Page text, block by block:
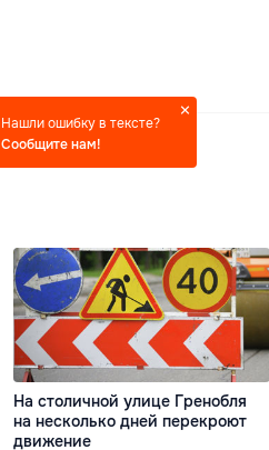
Нашли ошибку в тексте?
Сообщите нам!
На столичной улице Гренобля
на несколько дней перекроют
движение